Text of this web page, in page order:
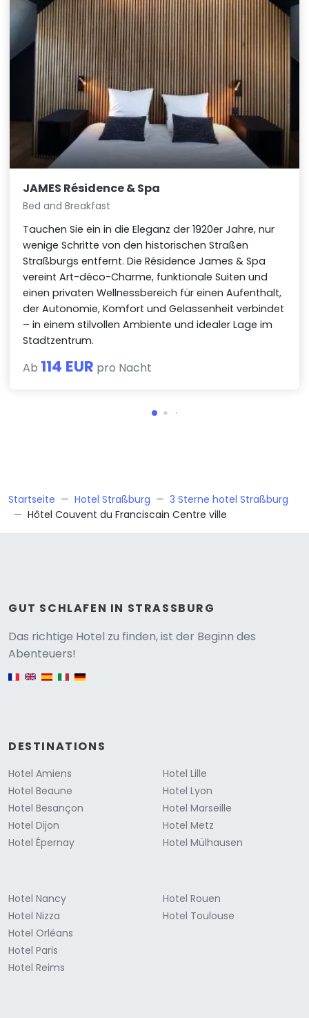
JAMES Résidence & Spa
Bed and Breakfast
Tauchen Sie ein in die Eleganz der 1920er Jahre, nur
wenige Schritte von den historischen Straßen
Straßburgs entfernt. Die Résidence James & Spa
vereint Art-déco-Charme, funktionale Suiten und
einen privaten Wellnessbereich für einen Aufenthalt,
der Autonomie, Komfort und Gelassenheit verbindet
– in einem stilvollen Ambiente und idealer Lage im
Stadtzentrum.
Ab 114 EUR pro Nacht
Startseite Hotel Straßburg
3 Sterne hotel Straßburg
Hôtel Couvent du Franciscain Centre ville
GUT SCHLAFEN IN STRASSBURG
Das richtige Hotel zu finden, ist der Beginn des
Abenteuers!
English version
DESTINATIONS
Hotel Amiens
Hotel Beaune
Hotel Besançon
Hotel Dijon
Hotel Épernay
Hotel Lille
Hotel Lyon
Hotel Marseille
Hotel Metz
Hotel Mülhausen
Hotel Nancy
Hotel Nizza
Hotel Orléans
Hotel Paris
Hotel Reims
Hotel Rouen
Hotel Toulouse